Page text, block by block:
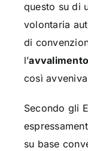
questo su di
volontaria
di
l’
così
Secondo gli
su base